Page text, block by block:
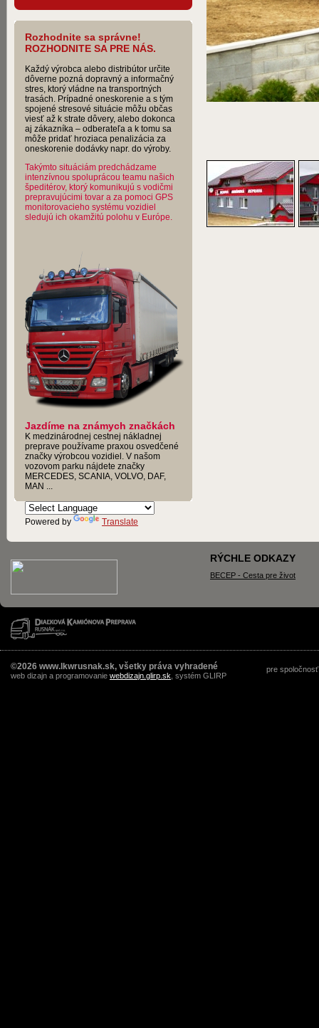
Rozhodnite sa správne!
ROZHODNITE SA PRE NÁS.
Každý výrobca alebo distribútor určite
dôverne pozná dopravný a informačný
stres, ktorý vládne na transportných
trasách. Prípadné oneskorenie a s tým
spojené stresové situácie môžu občas
viesť až k strate dôvery, alebo dokonca
aj zákazníka – odberateľa a k tomu sa
môže pridať hroziaca penalizácia za
oneskorenie dodávky napr. do výroby.
Takýmto situáciám predchádzame
intenzívnou spoluprácou teamu našich
špeditérov, ktorý komunikujú s vodičmi
prepravujúcimi tovar a za pomoci GPS
monitorovacieho systému vozidiel
sledujú ich okamžitú polohu v Európe.
Jazdíme na známych značkách
K medzinárodnej cestnej nákladnej
preprave používame praxou osvedčené
značky výrobcou vozidiel. V našom
vozovom parku nájdete značky
MERCEDES, SCANIA, VOLVO, DAF,
MAN ...
Powered by Translate
RÝCHLE ODKAZY
BECEP - Cesta pre život
©2026 www.lkwrusnak.sk, všetky práva vyhradené
web dizajn a programovanie webdizajn.glirp.sk , systém GLIRP
pre